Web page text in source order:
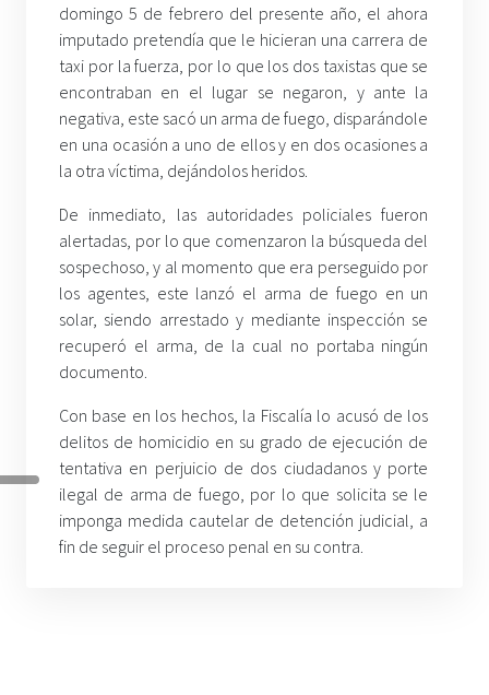
domingo 5 de febrero del presente año, el ahora
imputado pretendía que le hicieran una carrera de
taxi por la fuerza, por lo que los dos taxistas que se
encontraban en el lugar se negaron, y ante la
negativa, este sacó un arma de fuego, disparándole
en una ocasión a uno de ellos y en dos ocasiones a
la otra víctima, dejándolos heridos.
De inmediato, las autoridades policiales fueron
alertadas, por lo que comenzaron la búsqueda del
sospechoso, y al momento que era perseguido por
los agentes, este lanzó el arma de fuego en un
solar, siendo arrestado y mediante inspección se
recuperó el arma, de la cual no portaba ningún
documento.
Con base en los hechos, la Fiscalía lo acusó de los
delitos de homicidio en su grado de ejecución de
tentativa en perjuicio de dos ciudadanos y porte
ilegal de arma de fuego, por lo que solicita se le
imponga medida cautelar de detención judicial, a
fin de seguir el proceso penal en su contra.